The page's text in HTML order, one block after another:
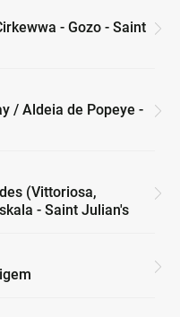
- Gozo - Saint
/ Aldeia de Popeye -
(Vittoriosa,
- Saint Julian's